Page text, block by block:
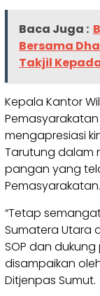
Baca Juga :
Bersama
Takjil
Kepala Kantor
mengapresiasi
Tarutung dalam
pangan yang
Pemasyarakatan.
“Tetap
Sumatera Utara
SOP dan
disampaikan
Ditjenpas Sumut.